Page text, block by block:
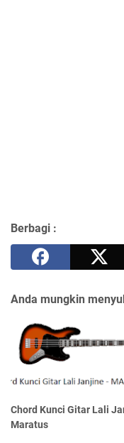
Berbagi :
Anda mungkin
Chord Kunci Gitar Lali
Maratus